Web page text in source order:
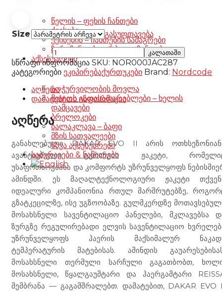
წელის – ფეხის ჩანთები
ქეისები
ქეისების – ჩანთების სამაგრები
ზურგჩანთები – რბილი ჩანთები
აქსესუარები
აღჭურვილობის მოვლა
მოტოს გადასაფარებლები – ხელის
დამცავები
ბრელოკები
ბალაკლავა – ბაფი
მზის სათვალეები
სხვა აქსესუარები
საბურავები & ნაწილები
Size
გასუფთავება
Nordcode
Dakar
Evo
II
Jacket
dark
grey/black
რაოდენობა
კალათაში
სწრაფი ინფორმაცია SKU: NOR000JAC287
კატეგორიები ეკიპირებაქურთუკები Brand: Nordcode
აღწერა
დამატებითი ინფორმაცია
აღწერა
განახლებული DAKAR EVO II არის
ავანტიურული ტურინგის ჟაკეტი,
უსაფრთხოებასა და კომფორტს უზრუნველყოფს
ამინდში. ეს მაღალტექნოლოგიური ჟაკეტი
იდეალური კომპანიონია რთულ მარშრუტებზე,
გზატკეცილზე, ისე უგზოობაზე. გულმკერდზე
მოსახსნელი სავენტილაციო პანელები, მკლავებსა
ზურგზე რეგულირებადი ელვის სავენტილაციო
უზრუნველყოფს ჰაერის მაქსიმალურ
ტემპერატურის მატებისას. ამინდის
მოსახსნელი თერმული სარჩული გაგათბობთ,
მოსახსნელი, წყალგაუმტარი და ჰაერგამტარი
მემბრანა — გაგამშრალებთ. დამატებით, DAKAR EVO